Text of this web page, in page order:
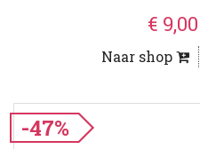
€ 9,00
Naar shop
-47%